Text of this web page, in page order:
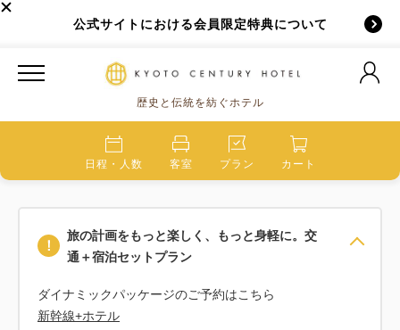
公式サイトにおける会員限定特典について
歴史と伝統を紡ぐホテル
日程・人数 客室 プラン カート
旅の計画をもっと楽しく、もっと身軽に。交
通＋宿泊セットプラン
新幹線+ホテル